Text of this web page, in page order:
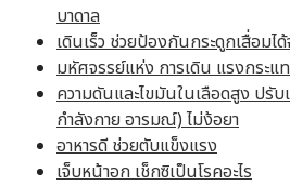
บาดาล
เดินเร็ว ช่วยป้องกันกระดูกเสื่อมไ
มหัศจรรย์แห่ง การเดิน แรงกระแ
ความดันและไขมันในเลือดสูง ปรั
กำลังกาย อารมณ์) ไม่ง้อยา
อาหารดี ช่วยตับแข็งแรง
เจ็บหน้าอก เช็กซิเป็นโรคอะไร